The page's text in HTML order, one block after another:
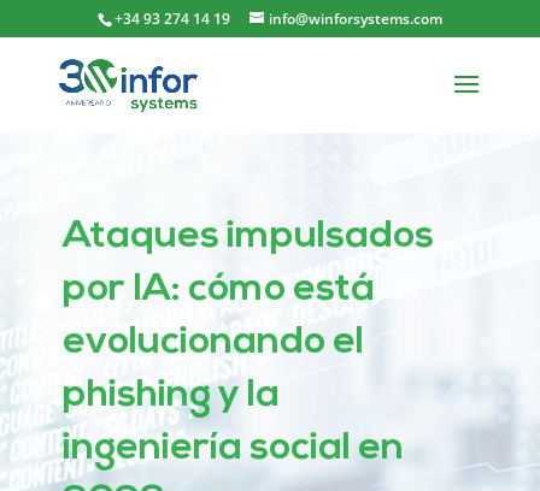
+34 93 274 14 19 info@winforsystems.com
Ataques impulsados
por IA: cómo está
evolucionando el
phishing y la
ingeniería social en